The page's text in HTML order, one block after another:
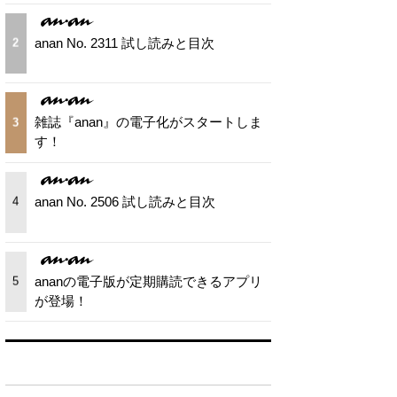
2 anan No. 2311 試し読みと目次
3
雑誌『anan』の電子化がスタートしま
す！
4 anan No. 2506 試し読みと目次
5
ananの電子版が定期購読できるアプリ
が登場！